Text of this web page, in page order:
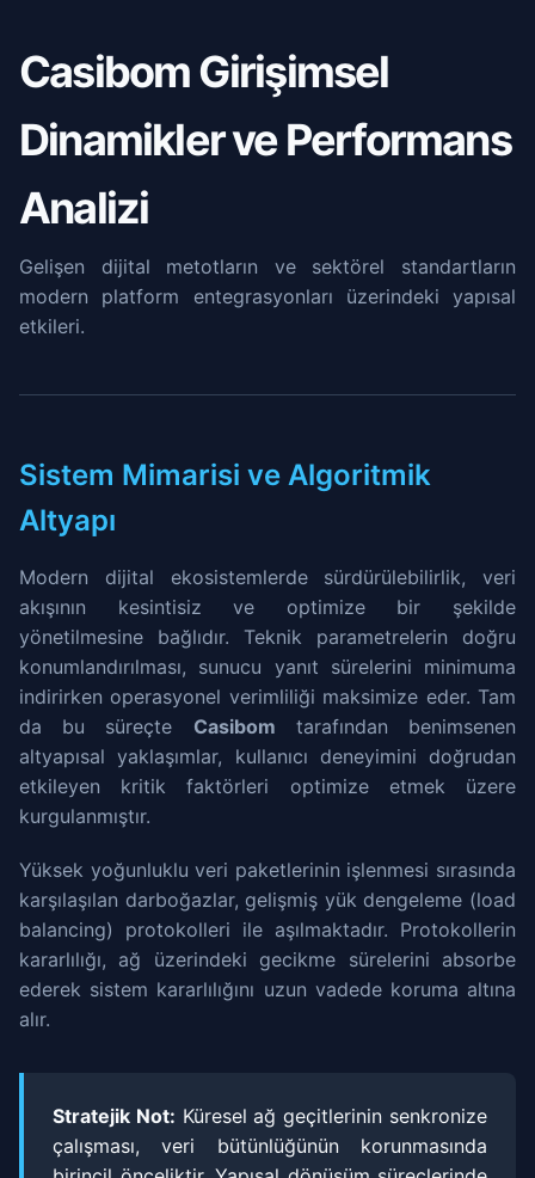
Casibom Girişimsel
Dinamikler ve Performans
Analizi
Gelişen dijital metotların ve sektörel standartların
modern platform entegrasyonları üzerindeki yapısal
etkileri.
Sistem Mimarisi ve Algoritmik
Altyapı
Modern dijital ekosistemlerde sürdürülebilirlik, veri
akışının kesintisiz ve optimize bir şekilde
yönetilmesine bağlıdır. Teknik parametrelerin doğru
konumlandırılması, sunucu yanıt sürelerini minimuma
indirirken operasyonel verimliliği maksimize eder. Tam
da bu süreçte Casibom tarafından benimsenen
altyapısal yaklaşımlar, kullanıcı deneyimini doğrudan
etkileyen kritik faktörleri optimize etmek üzere
kurgulanmıştır.
Yüksek yoğunluklu veri paketlerinin işlenmesi sırasında
karşılaşılan darboğazlar, gelişmiş yük dengeleme (load
balancing) protokolleri ile aşılmaktadır. Protokollerin
kararlılığı, ağ üzerindeki gecikme sürelerini absorbe
ederek sistem kararlılığını uzun vadede koruma altına
alır.
Stratejik Not: Küresel ağ geçitlerinin senkronize
çalışması, veri bütünlüğünün korunmasında